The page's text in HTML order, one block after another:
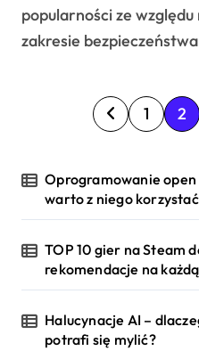
popularności ze
zakresie
S
r
o
n
i
c
1 2
Oprogramowanie open
warto z niego
TOP 10 gier na Steam
rekomendacje na
Halucynacje AI –
potrafi się mylić?